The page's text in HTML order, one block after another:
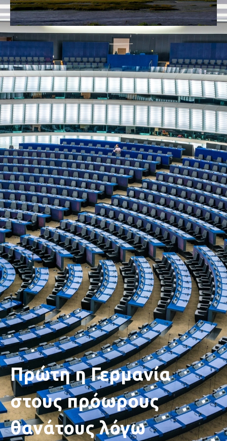
Πρώτη η Γερμανία
στους πρόωρους
θανάτους λόγω